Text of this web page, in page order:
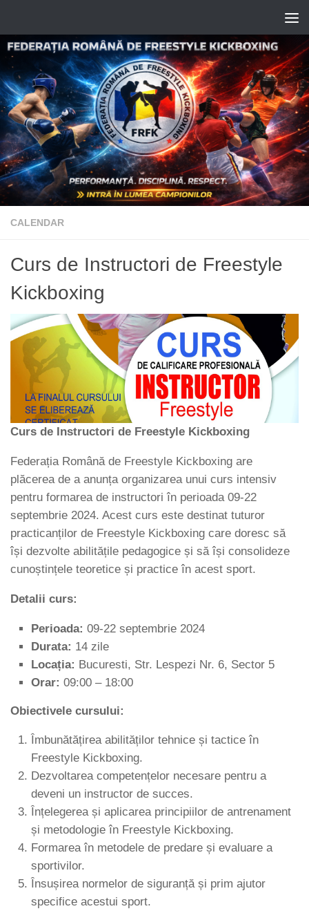
CALENDAR
Curs de Instructori de Freestyle
Kickboxing
Curs de Instructori de Freestyle Kickboxing
Federația Română de Freestyle Kickboxing are
plăcerea de a anunța organizarea unui curs intensiv
pentru formarea de instructori în perioada 09-22
septembrie 2024. Acest curs este destinat tuturor
practicanților de Freestyle Kickboxing care doresc să
își dezvolte abilitățile pedagogice și să își consolideze
cunoștințele teoretice și practice în acest sport.
Detalii curs:
Perioada: 09-22 septembrie 2024
Durata: 14 zile
Locația: Bucuresti, Str. Lespezi Nr. 6, Sector 5
Orar: 09:00 – 18:00
Obiectivele cursului:
Îmbunătățirea abilităților tehnice și tactice în
Freestyle Kickboxing.
Dezvoltarea competențelor necesare pentru a
deveni un instructor de succes.
Înțelegerea și aplicarea principiilor de antrenament
și metodologie în Freestyle Kickboxing.
Formarea în metodele de predare și evaluare a
sportivilor.
Însușirea normelor de siguranță și prim ajutor
specifice acestui sport.